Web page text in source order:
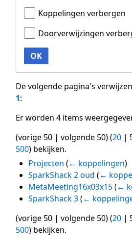
Koppelingen verbergen
Doorverwijzingen
OK
De volgende pagina's
1:
Er worden 4 items
(vorige 50 | volgende 50) (20 |
500) bekijken.
Projecten (← koppelingen)
SparkShack 2 oud (←
MetaMeeting16x03x15 (←
SparkShack 3 (←
(vorige 50 | volgende 50) (20 |
500) bekijken.